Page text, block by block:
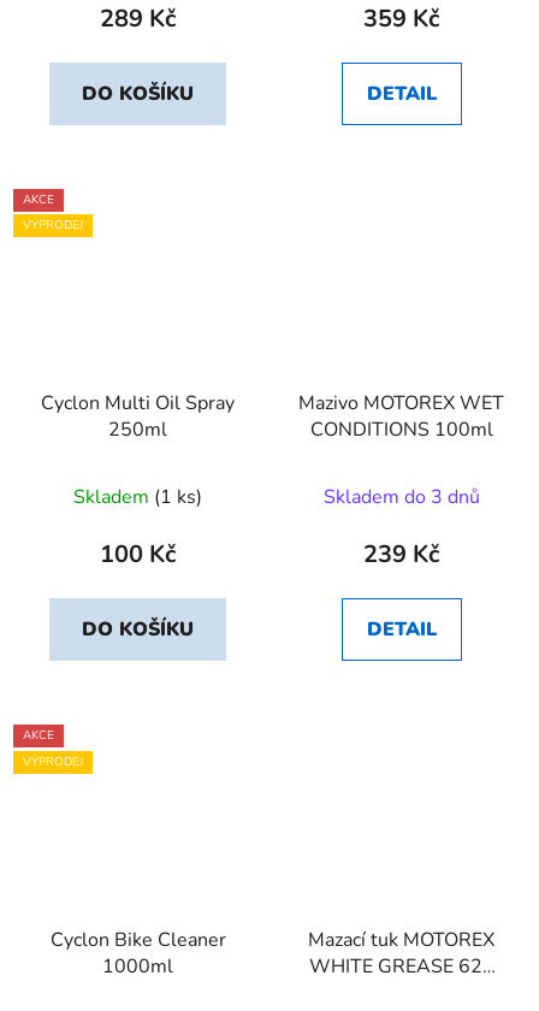
289 Kč
DO KOŠÍKU
359 Kč
DETAIL
AKCE
VÝPRODEJ
Cyclon Multi Oil Spray
250ml
Skladem (1 ks)
100 Kč
DO KOŠÍKU
Mazivo MOTOREX WET
CONDITIONS 100ml
Skladem do 3 dnů
239 Kč
DETAIL
AKCE
VÝPRODEJ
Cyclon Bike Cleaner
1000ml
Mazací tuk MOTOREX
WHITE GREASE 628